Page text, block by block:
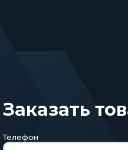
Заказать
Телефон